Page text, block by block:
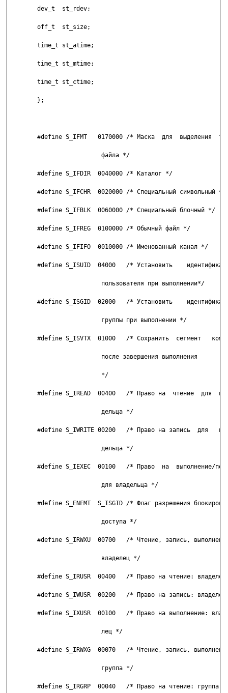
        };
#define S_IFMT   0170000 /* Маска  для  выделения
                          файла */
        #define S_IFDIR  0040000 /* Каталог */
        #define S_IFCHR  0020000 /* Специальный символьный */
        #define S_IFBLK  0060000 /* Специальный блочный */
        #define S_IFREG  0100000 /* Обычный файл */
        #define S_IFIFO  0010000 /* Именованный канал */
#define S_ISUID  04000   /* Установить
                          пользователя при выполнении*/
#define S_ISGID  02000   /* Установить
                          группы при выполнении */
#define S_ISVTX  01000   /* Сохранить  сегмент
                          после завершения выполнения
                          */
#define S_IREAD  00400   /* Право на  чтение  для
                          дельца */
#define S_IWRITE 00200   /* Право на запись  для
                          дельца */
#define S_IEXEC  00100   /* Право  на  выполнение/
                          для владельца */
#define S_ENFMT  S_ISGID /* Флаг разрешения
                          доступа */
#define S_IRWXU  00700   /* Чтение, запись,
                          владелец */
#define S_IRUSR  00400   /* Право на чтение:
#define S_IWUSR  00200   /* Право на запись:
#define S_IXUSR  00100   /* Право на выполнение:
                          лец */
#define S_IRWXG  00070   /* Чтение, запись,
                          группа */
#define S_IRGRP  00040   /* Право на чтение: группа